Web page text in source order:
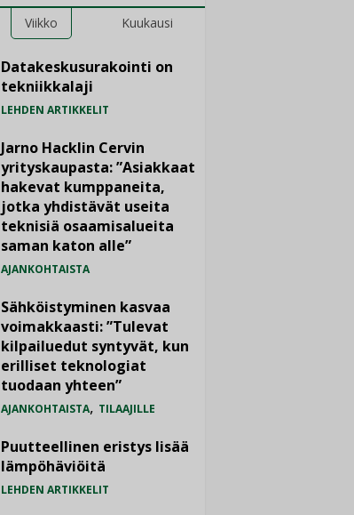
Viikko Kuukausi
Datakeskusurakointi on
tekniikkalaji
LEHDEN ARTIKKELIT
Jarno Hacklin Cervin
yrityskaupasta: ”Asiakkaat
hakevat kumppaneita,
jotka yhdistävät useita
teknisiä osaamisalueita
saman katon alle”
AJANKOHTAISTA
Sähköistyminen kasvaa
voimakkaasti: ”Tulevat
kilpailuedut syntyvät, kun
erilliset teknologiat
tuodaan yhteen”
AJANKOHTAISTA, TILAAJILLE
Puutteellinen eristys lisää
lämpöhäviöitä
LEHDEN ARTIKKELIT